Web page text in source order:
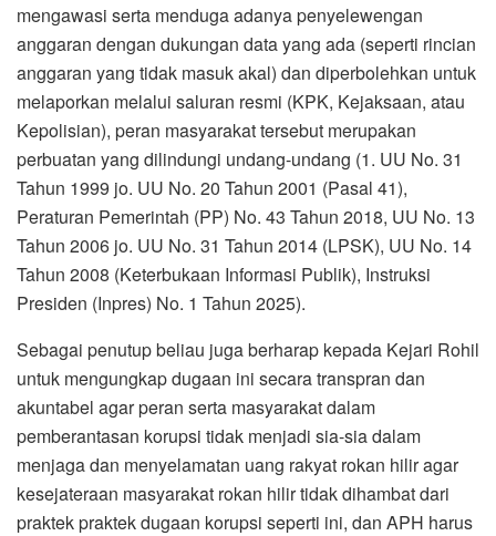
mengawasi serta menduga adanya penyelewengan
anggaran dengan dukungan data yang ada (seperti rincian
anggaran yang tidak masuk akal) dan diperbolehkan untuk
melaporkan melalui saluran resmi (KPK, Kejaksaan, atau
Kepolisian), peran masyarakat tersebut merupakan
perbuatan yang dilindungi undang-undang (1. UU No. 31
Tahun 1999 jo. UU No. 20 Tahun 2001 (Pasal 41),
Peraturan Pemerintah (PP) No. 43 Tahun 2018, UU No. 13
Tahun 2006 jo. UU No. 31 Tahun 2014 (LPSK), UU No. 14
Tahun 2008 (Keterbukaan Informasi Publik), Instruksi
Presiden (Inpres) No. 1 Tahun 2025).
Sebagai penutup beliau juga berharap kepada Kejari Rohil
untuk mengungkap dugaan ini secara transpran dan
akuntabel agar peran serta masyarakat dalam
pemberantasan korupsi tidak menjadi sia-sia dalam
menjaga dan menyelamatan uang rakyat rokan hilir agar
kesejateraan masyarakat rokan hilir tidak dihambat dari
praktek praktek dugaan korupsi seperti ini, dan APH harus